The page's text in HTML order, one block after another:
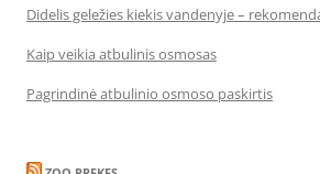
Didelis geležies kiekis vandenyje –
Kaip veikia atbulinis osmosas
Pagrindinė atbulinio osmoso paskirtis